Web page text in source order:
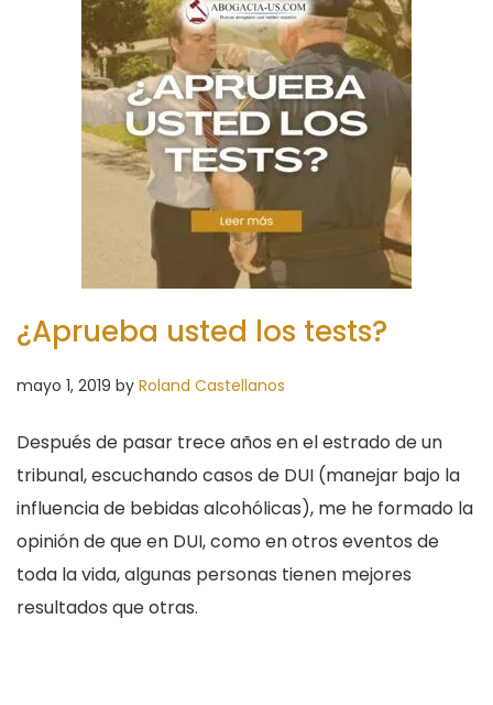
¿Aprueba usted los tests?
mayo 1, 2019 by Roland Castellanos
Después de pasar trece años en el estrado de un
tribunal, escuchando casos de DUI (manejar bajo la
influencia de bebidas alcohólicas), me he formado la
opinión de que en DUI, como en otros eventos de
toda la vida, algunas personas tienen mejores
resultados que otras.